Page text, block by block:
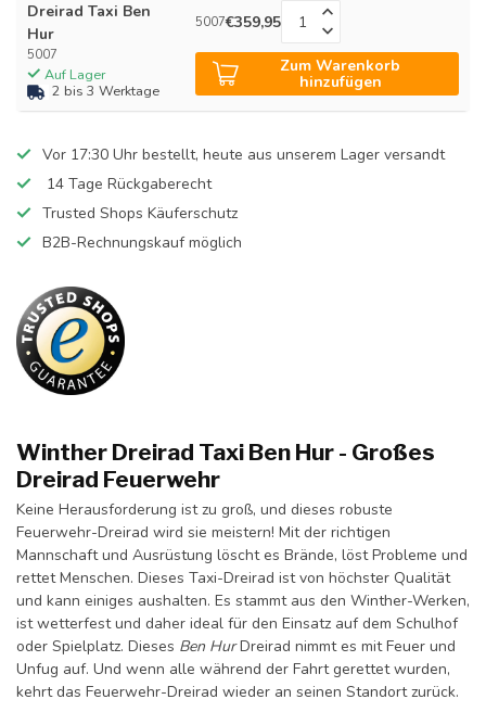
Dreirad Taxi Ben
Hur
5007
Auf Lager
2 bis 3 Werktage
5007€359,95
Zum Warenkorb
hinzufügen
Vor 17:30 Uhr bestellt, heute aus unserem Lager versandt
14 Tage Rückgaberecht
Trusted Shops Käuferschutz
B2B-Rechnungskauf möglich
Winther Dreirad Taxi Ben Hur - Großes
Dreirad Feuerwehr
Keine Herausforderung ist zu groß, und dieses robuste
Feuerwehr-Dreirad wird sie meistern! Mit der richtigen
Mannschaft und Ausrüstung löscht es Brände, löst Probleme und
rettet Menschen. Dieses Taxi-Dreirad ist von höchster Qualität
und kann einiges aushalten. Es stammt aus den Winther-Werken,
ist wetterfest und daher ideal für den Einsatz auf dem Schulhof
oder Spielplatz. Dieses Ben HurDreirad nimmt es mit Feuer und
Unfug auf. Und wenn alle während der Fahrt gerettet wurden,
kehrt das Feuerwehr-Dreirad wieder an seinen Standort zurück.